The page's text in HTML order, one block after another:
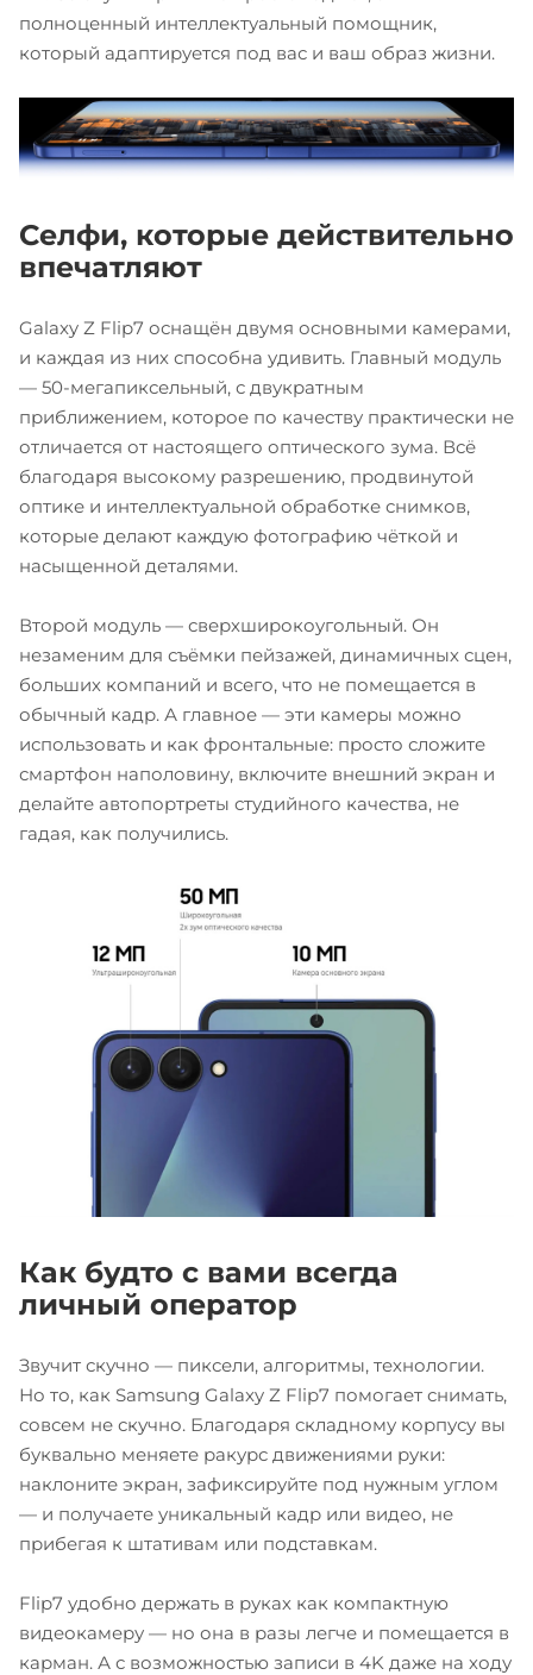
полноценный интеллектуальный помощник,
который адаптируется под вас и ваш образ жизни.
Селфи, которые действительно
впечатляют
Galaxy Z Flip7 оснащён двумя основными камерами,
и каждая из них способна удивить. Главный модуль
— 50-мегапиксельный, с двукратным
приближением, которое по качеству практически не
отличается от настоящего оптического зума. Всё
благодаря высокому разрешению, продвинутой
оптике и интеллектуальной обработке снимков,
которые делают каждую фотографию чёткой и
насыщенной деталями.
Второй модуль — сверхширокоугольный. Он
незаменим для съёмки пейзажей, динамичных сцен,
больших компаний и всего, что не помещается в
обычный кадр. А главное — эти камеры можно
использовать и как фронтальные: просто сложите
смартфон наполовину, включите внешний экран и
делайте автопортреты студийного качества, не
гадая, как получились.
Как будто с вами всегда
личный оператор
Звучит скучно — пиксели, алгоритмы, технологии.
Но то, как Samsung Galaxy Z Flip7 помогает снимать,
совсем не скучно. Благодаря складному корпусу вы
буквально меняете ракурс движениями руки:
наклоните экран, зафиксируйте под нужным углом
— и получаете уникальный кадр или видео, не
прибегая к штативам или подставкам.
Flip7 удобно держать в руках как компактную
видеокамеру — но она в разы легче и помещается в
карман. А с возможностью записи в 4K даже на ходу